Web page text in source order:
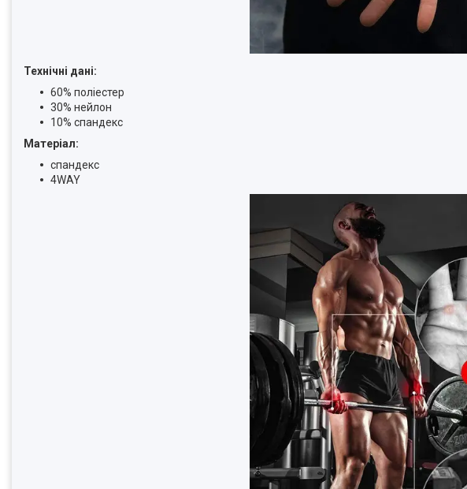
Технічні дані:
60% поліестер
30% нейлон
10% спандекс
Матеріал:
спандекс
4WAY